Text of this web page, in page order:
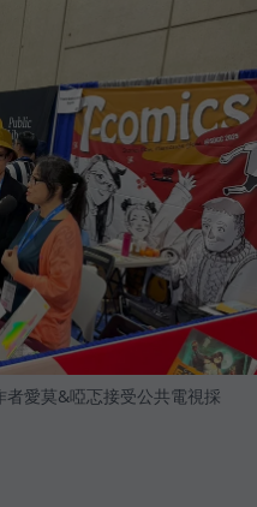
者愛莫&啞忑接受公共電視採